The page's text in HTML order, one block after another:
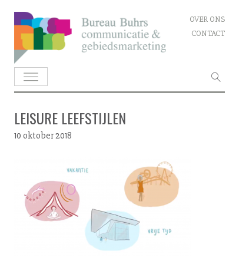
Skip
to
content
OVER ONS
CONTACT
LEISURE LEEFSTIJLEN
10 oktober 2018